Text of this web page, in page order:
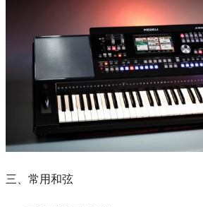
三、常用和弦